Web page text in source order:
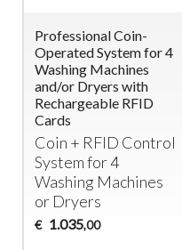
Professional Coin-
Operated System for 4
Washing Machines
and/or Dryers with
Rechargeable RFID
Cards
Coin + RFID Control
System for 4
Washing Machines
or Dryers
€ 1.035,00